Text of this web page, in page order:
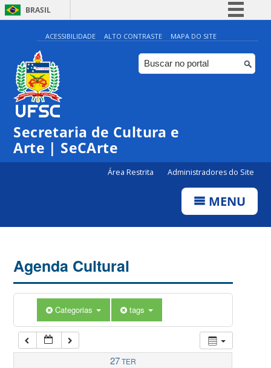
BRASIL
Simplifique!
Comunica BR
Participe
ACESSIBILIDADE ALTO CONTRASTE MAPA DO SITE
Secretaria de Cultura e
Arte | SeCArte
Área Restrita Administradores do Site
MENU
Agenda Cultural
Categorias tags
27TER
0:00
1:00
5:00
7:00